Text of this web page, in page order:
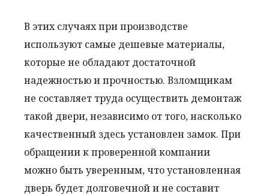
В этих случаях при производстве
используют самые дешевые материалы,
которые не обладают достаточной
надежностью и прочностью. Взломщикам
не составляет труда осуществить демонтаж
такой двери, независимо от того, насколько
качественный здесь установлен замок. При
обращении к проверенной компании
можно быть уверенным, что установленная
дверь будет долговечной и не составит